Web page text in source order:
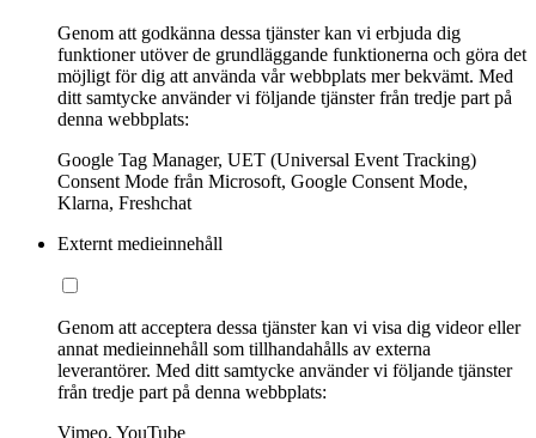
Genom att godkänna dessa tjänster kan vi erbjuda dig
funktioner utöver de grundläggande funktionerna och göra det
möjligt för dig att använda vår webbplats mer bekvämt. Med
ditt samtycke använder vi följande tjänster från tredje part på
denna webbplats:
Google Tag Manager, UET (Universal Event Tracking)
Consent Mode från Microsoft, Google Consent Mode,
Klarna, Freshchat
Externt medieinnehåll
Genom att acceptera dessa tjänster kan vi visa dig videor eller
annat medieinnehåll som tillhandahålls av externa
leverantörer. Med ditt samtycke använder vi följande tjänster
från tredje part på denna webbplats:
Vimeo, YouTube